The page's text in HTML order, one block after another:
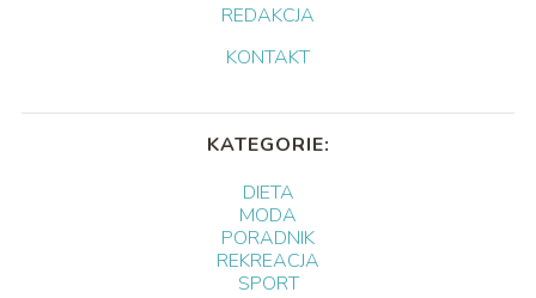
REDAKCJA
KONTAKT
KATEGORIE:
DIETA
MODA
PORADNIK
REKREACJA
SPORT